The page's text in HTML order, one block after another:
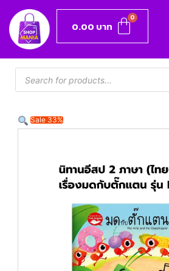
0.00 บาท
Sale 33%